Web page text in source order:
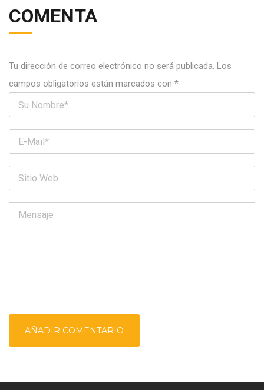
COMENTA
Tu dirección de correo electrónico no será publicada. Los
campos obligatorios están marcados con *